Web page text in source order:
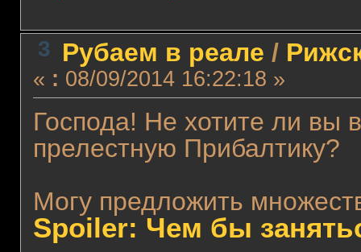
3 Рубаем в реале /
« : 08/09/2014 16:22:18 »
Господа! Не хотите ли вы
прелестную Прибалтику?
Могу предложить
Spoiler: Чем бы